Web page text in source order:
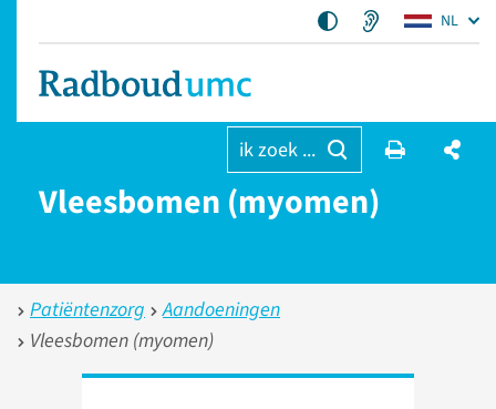
NL
ik zoek ...
Vleesbomen (myomen)
Patiëntenzorg
Aandoeningen
Vleesbomen (myomen)